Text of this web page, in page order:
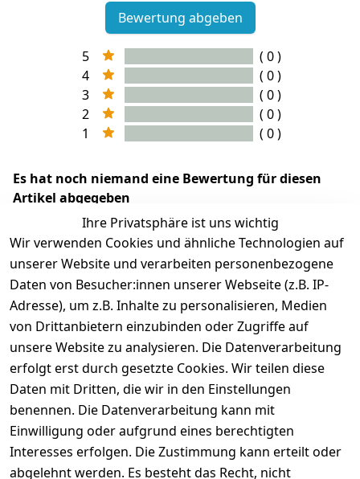
Bewertung abgeben
5
( 0 )
4
( 0 )
3
( 0 )
2
( 0 )
1
( 0 )
Es hat noch niemand eine Bewertung für diesen
Artikel abgegeben
Ihre Privatsphäre ist uns wichtig
Wir verwenden Cookies und ähnliche Technologien auf
unserer Website und verarbeiten personenbezogene
Daten von Besucher:innen unserer Webseite (z.B. IP-
Adresse), um z.B. Inhalte zu personalisieren, Medien
von Drittanbietern einzubinden oder Zugriffe auf
unsere Website zu analysieren. Die Datenverarbeitung
erfolgt erst durch gesetzte Cookies. Wir teilen diese
Daten mit Dritten, die wir in den Einstellungen
benennen. Die Datenverarbeitung kann mit
Einwilligung oder aufgrund eines berechtigten
Interesses erfolgen. Die Zustimmung kann erteilt oder
abgelehnt werden. Es besteht das Recht, nicht
Rechtliches
Impressum
Datenschutze
rklärung
Services
Kontakt
Registrieren
Zahlung und
Versand
Wir
versenden
mit
Zahle
bequem per